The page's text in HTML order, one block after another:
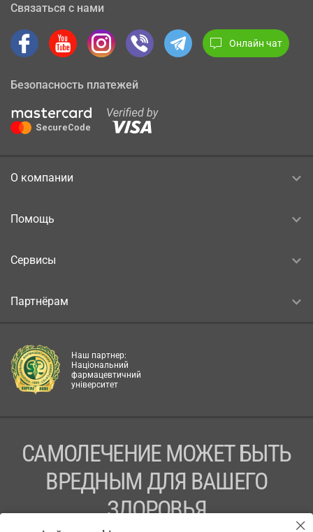
Связаться с нами
Онлайн чат
Безопасность платежей
О компании
Помощь
Сервисы
Партнёрам
Наш партнер:
Національний
фармацевтичний
університет
САМОЛЕЧЕНИЕ МОЖЕТ БЫТЬ
ВРЕДНЫМ ДЛЯ ВАШЕГО
ЗДОРОВЬЯ